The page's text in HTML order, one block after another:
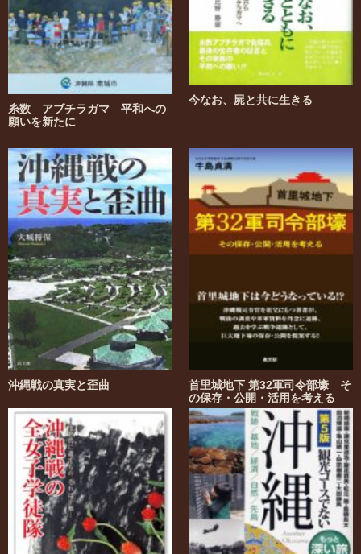
糸数 アブチラガマ 平和への
願いを新たに
今なお、屍と共に生きる
沖縄戦の真実と歪曲
首里城地下 第32軍司令部壕 そ
の保存・公開・活用を考える